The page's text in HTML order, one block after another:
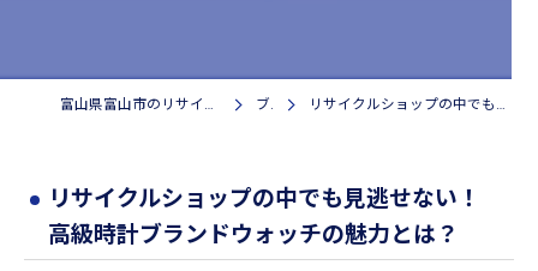
富山県富山市のリサイクルショップなら株式会社なんでも鑑定局 ブログ リサイクルショップの中でも見逃せない！高級時計ブランドウォッチの魅力とは？
リサイクルショップの中でも見逃せない！
高級時計ブランドウォッチの魅力とは？